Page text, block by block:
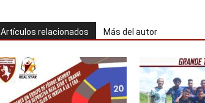
Artículos relacionados Más del autor